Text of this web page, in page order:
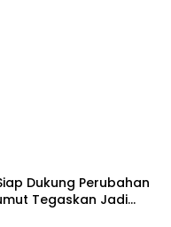
Dukung Perubahan
Tegaskan Jadi
dan